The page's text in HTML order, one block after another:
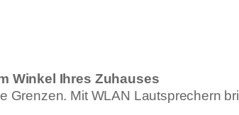
Winkel Ihres Zuhauses
Grenzen. Mit WLAN Lautsprechern